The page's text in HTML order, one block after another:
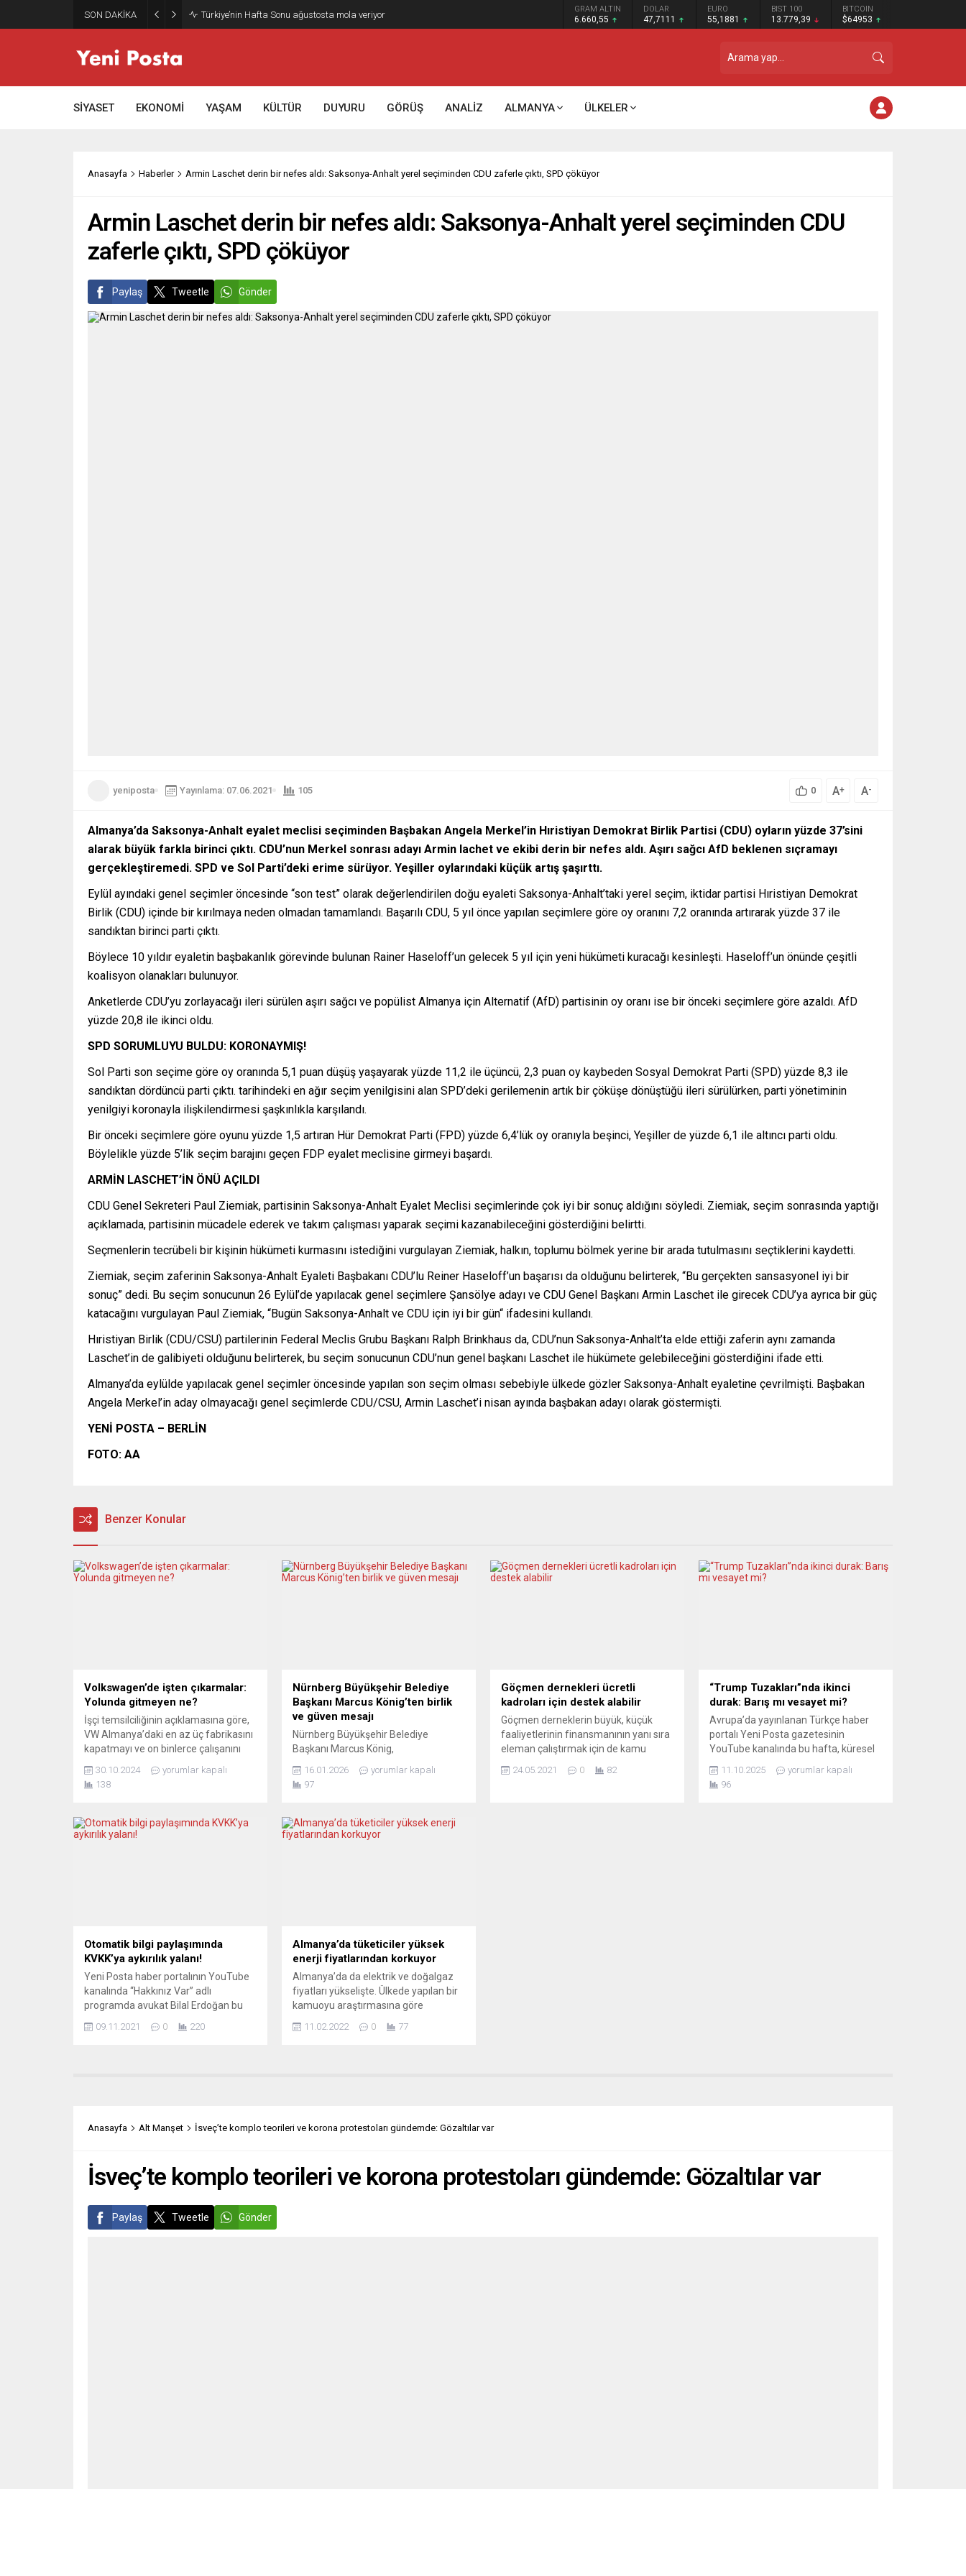
SON DAKİKA Gazze’nin geleceği: Teknokratik kontrol mü, kolonializm mi? GRAM ALTIN
6.660,55
DOLAR
47,7111
EURO
55,1881
BIST 100
13.779,39
BITCOIN
$64953
SİYASET EKONOMİ YAŞAM KÜLTÜR DUYURU GÖRÜŞ ANALİZ ALMANYA ÜLKELER
Anasayfa Haberler Armin Laschet derin bir nefes aldı: Saksonya-Anhalt yerel seçiminden CDU zaferle çıktı, SPD çöküyor
Armin Laschet derin bir nefes aldı: Saksonya-Anhalt yerel seçiminden CDU
zaferle çıktı, SPD çöküyor
Paylaş Tweetle Gönder
yeniposta Yayınlama: 07.06.2021 105 0 A+ A-
Almanya’da Saksonya-Anhalt eyalet meclisi seçiminden Başbakan Angela Merkel’in Hıristiyan Demokrat Birlik Partisi (CDU) oyların yüzde 37’sini
alarak büyük farkla birinci çıktı. CDU’nun Merkel sonrası adayı Armin lachet ve ekibi derin bir nefes aldı. Aşırı sağcı AfD beklenen sıçramayı
gerçekleştiremedi. SPD ve Sol Parti’deki erime sürüyor. Yeşiller oylarındaki küçük artış şaşırttı.
Eylül ayındaki genel seçimler öncesinde “son test” olarak değerlendirilen doğu eyaleti Saksonya-Anhalt’taki yerel seçim, iktidar partisi Hıristiyan Demokrat
Birlik (CDU) içinde bir kırılmaya neden olmadan tamamlandı. Başarılı CDU, 5 yıl önce yapılan seçimlere göre oy oranını 7,2 oranında artırarak yüzde 37 ile
sandıktan birinci parti çıktı.
Böylece 10 yıldır eyaletin başbakanlık görevinde bulunan Rainer Haseloff’un gelecek 5 yıl için yeni hükümeti kuracağı kesinleşti. Haseloff’un önünde çeşitli
koalisyon olanakları bulunuyor.
Anketlerde CDU’yu zorlayacağı ileri sürülen aşırı sağcı ve popülist Almanya için Alternatif (AfD) partisinin oy oranı ise bir önceki seçimlere göre azaldı. AfD
yüzde 20,8 ile ikinci oldu.
SPD SORUMLUYU BULDU: KORONAYMIŞ!
Sol Parti son seçime göre oy oranında 5,1 puan düşüş yaşayarak yüzde 11,2 ile üçüncü, 2,3 puan oy kaybeden Sosyal Demokrat Parti (SPD) yüzde 8,3 ile
sandıktan dördüncü parti çıktı. tarihindeki en ağır seçim yenilgisini alan SPD’deki gerilemenin artık bir çöküşe dönüştüğü ileri sürülürken, parti yönetiminin
yenilgiyi koronayla ilişkilendirmesi şaşkınlıkla karşılandı.
Bir önceki seçimlere göre oyunu yüzde 1,5 artıran Hür Demokrat Parti (FPD) yüzde 6,4’lük oy oranıyla beşinci, Yeşiller de yüzde 6,1 ile altıncı parti oldu.
Böylelikle yüzde 5’lik seçim barajını geçen FDP eyalet meclisine girmeyi başardı.
ARMİN LASCHET’İN ÖNÜ AÇILDI
CDU Genel Sekreteri Paul Ziemiak, partisinin Saksonya-Anhalt Eyalet Meclisi seçimlerinde çok iyi bir sonuç aldığını söyledi. Ziemiak, seçim sonrasında yaptığı
açıklamada, partisinin mücadele ederek ve takım çalışması yaparak seçimi kazanabileceğini gösterdiğini belirtti.
Seçmenlerin tecrübeli bir kişinin hükümeti kurmasını istediğini vurgulayan Ziemiak, halkın, toplumu bölmek yerine bir arada tutulmasını seçtiklerini kaydetti.
Ziemiak, seçim zaferinin Saksonya-Anhalt Eyaleti Başbakanı CDU’lu Reiner Haseloff’un başarısı da olduğunu belirterek, “Bu gerçekten sansasyonel iyi bir
sonuç” dedi. Bu seçim sonucunun 26 Eylül’de yapılacak genel seçimlere Şansölye adayı ve CDU Genel Başkanı Armin Laschet ile girecek CDU’ya ayrıca bir güç
katacağını vurgulayan Paul Ziemiak, “Bugün Saksonya-Anhalt ve CDU için iyi bir gün“ ifadesini kullandı.
Hıristiyan Birlik (CDU/CSU) partilerinin Federal Meclis Grubu Başkanı Ralph Brinkhaus da, CDU’nun Saksonya-Anhalt’ta elde ettiği zaferin aynı zamanda
Laschet’in de galibiyeti olduğunu belirterek, bu seçim sonucunun CDU’nun genel başkanı Laschet ile hükümete gelebileceğini gösterdiğini ifade etti.
Almanya’da eylülde yapılacak genel seçimler öncesinde yapılan son seçim olması sebebiyle ülkede gözler Saksonya-Anhalt eyaletine çevrilmişti. Başbakan
Angela Merkel’in aday olmayacağı genel seçimlerde CDU/CSU, Armin Laschet’i nisan ayında başbakan adayı olarak göstermişti.
YENİ POSTA – BERLİN
FOTO: AA
Benzer Konular
Volkswagen’de işten çıkarmalar:
Yolunda gitmeyen ne?
İşçi temsilciliğinin açıklamasına göre,
VW Almanya’daki en az üç fabrikasını
kapatmayı ve on binlerce çalışanını
üreticisi henüz bunu doğrulamasa da
“durumun ciddi olduğu”
günü 2024’ün üçüncü çeyreğinde
kârında yüzde 64’lük büyük bir
30.10.2024
yorumlar kapalı
138
Nürnberg Büyükşehir Belediye
Başkanı Marcus König’ten birlik
ve güven mesajı
Nürnberg Büyükşehir Belediye
Başkanı Marcus König,
geleneksel Yeni Yıl Resepsiyonu’nda
yaptığı konuşmada, kentin temel
ve işleyen bir belediyecilik anlayışı
olduğunu vurguladı. Nürnberg’de
16.01.2026
yorumlar kapalı
97
Göçmen dernekleri ücretli
kadroları için destek alabilir
Göçmen derneklerin büyük, küçük
faaliyetlerinin finansmanının yanı sıra
eleman çalıştırmak için de kamu
başvurabileceğine dikkat çekildi.
24.05.2021 0 82
“Trump Tuzakları”nda ikinci
durak: Barış mı vesayet mi?
Avrupa’da yayınlanan Türkçe haber
portalı Yeni Posta gazetesinin
YouTube kanalında bu hafta, küresel
yatırıldı: Gazze ve Avrupa.
Gazeteci Işın
11.10.2025
yorumlar kapalı
96
Otomatik bilgi paylaşımında
KVKK’ya aykırılık yalanı!
Yeni Posta haber portalının YouTube
kanalında “Hakkınız Var” adlı
programda avukat Bilal Erdoğan bu
Otomatik Değişimi Anlaşması”na
paylaşımında “KVKK’ya aykırılık” yalanı
hakkında ayrıntıları aktardı. “Kişisel...
09.11.2021 0 220
Almanya’da tüketiciler yüksek
enerji fiyatlarından korkuyor
Almanya’da da elektrik ve doğalgaz
fiyatları yükselişte. Ülkede yapılan bir
kamuoyu araştırmasına göre
yüksek enerji fiyatlarının ekonomik
Federasyonu için yaptığı kamuoyu
11.02.2022 0 77
Anasayfa Alt Manşet İsveç’te komplo teorileri ve korona protestoları gündemde: Gözaltılar var
İsveç’te komplo teorileri ve korona protestoları gündemde: Gözaltılar var
Paylaş Tweetle Gönder